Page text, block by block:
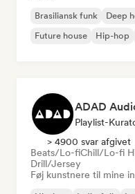
Brasiliansk funk Deep
Future house
Hip-hop
ADAD
Playlist-
> 4900 svar afgivet
Beats/Lo-fiChill/Lo-fi
Drill/Jersey
Føj kunstnere til mine